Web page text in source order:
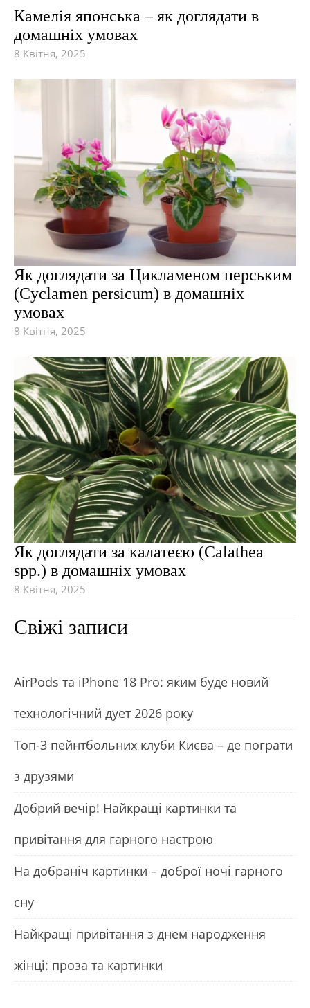
Камелія японська – як доглядати в
домашніх умовах
8 Квітня, 2025
Як доглядати за Цикламеном перським
(Cyclamen persicum) в домашніх
умовах
8 Квітня, 2025
Як доглядати за калатеєю (Calathea
spp.) в домашніх умовах
8 Квітня, 2025
Свіжі записи
АirРods та iРhone 18 Рro: яким буде новий
технологічний дует 2026 року
Топ-3 пейнтбольних клуби Києва – де пограти
з друзями
Добрий вечір! Найкращі картинки та
привітання для гарного настрою
На добраніч картинки – доброї ночі гарного
сну
Найкращі привітання з днем народження
жінці: проза та картинки